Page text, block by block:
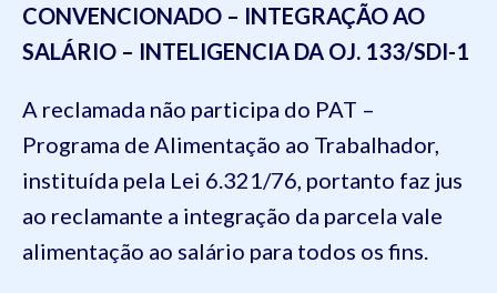
CONVENCIONADO – INTEGRAÇÃO AO
SALÁRIO – INTELIGENCIA DA OJ. 133/SDI-1
A reclamada não participa do PAT –
Programa de Alimentação ao Trabalhador,
instituída pela Lei 6.321/76, portanto faz jus
ao reclamante a integração da parcela vale
alimentação ao salário para todos os fins.